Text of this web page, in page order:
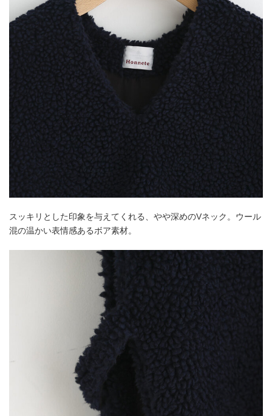
スッキリとした印象を与えてくれる、やや深めのVネック。ウール
混の温かい表情感あるボア素材。